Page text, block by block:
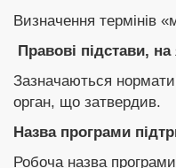
Визначення термінів
Правові підстави,
Зазначаються
орган, що затвердив.
Назва програми
Робоча назва